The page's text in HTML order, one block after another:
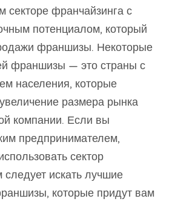
секторе франчайзинга с
потенциалом, который
франшизы. Некоторые
франшизы — это страны с
населения, которые
размера рынка
компании. Если вы
предпринимателем,
сектор
искать лучшие
которые придут вам